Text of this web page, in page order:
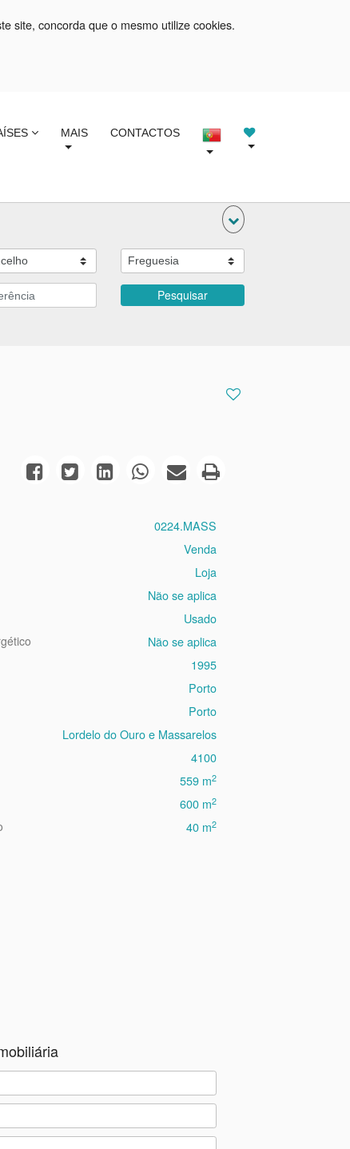
site, concorda que o mesmo utilize cookies.
MAIS CONTACTOS
Pesquisar
0224.MASS
Venda
Loja
Não se aplica
Usado
Não se aplica
1995
Porto
Porto
Lordelo do Ouro e Massarelos
4100
559 m2
600 m2
40 m2